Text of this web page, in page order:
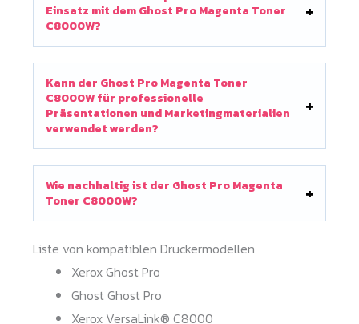
Einsatz mit dem Ghost Pro Magenta Toner
C8000W?
Kann der Ghost Pro Magenta Toner
C8000W für professionelle
Präsentationen und Marketingmaterialien
verwendet werden?
Wie nachhaltig ist der Ghost Pro Magenta
Toner C8000W?
Liste von kompatiblen Druckermodellen
Xerox Ghost Pro
Ghost Ghost Pro
Xerox VersaLink® C8000